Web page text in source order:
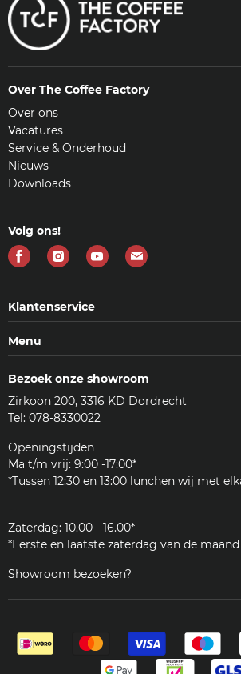
Over The Coffee Factory
Over ons
Vacatures
Service & Onderhoud
Nieuws
Downloads
Volg ons!
Vind
Facebook
Vind
op
Instagram
Vind
Youtube
Vind
E-
Klantenservice
Veelgestelde vragen (FAQ)
Reviews
Woordenlijst
Menu
Koffie & meer
Accessoires
Reinigingsmiddelen
Onderdelen
JURA
Klantenservice
Bezoek onze showroom
Zirkoon 200, 3316 KD Dordrecht
Tel: 078-8330022
Openingstijden
Ma t/m vrij: 9:00 -17:00*
*Tussen 12:30 en 13:00 lunchen wij met
Zaterdag: 10.00 - 16.00*
*Eerste en laatste zaterdag van de
Showroom bezoeken?